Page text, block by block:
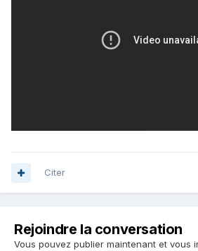
Citer
Rejoindre la conversation
Vous pouvez publier maintenant et vous